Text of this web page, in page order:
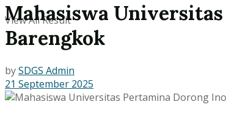
View All Result
Mahasiswa
Barengkok
bySDGS Admin
21 September 2025